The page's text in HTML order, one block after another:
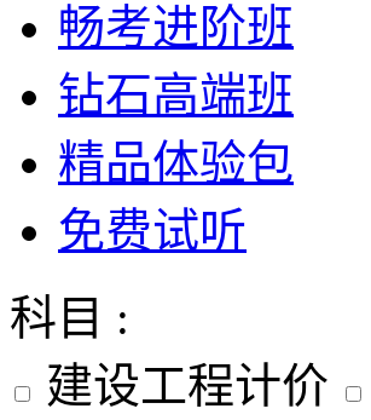
畅考进阶班
钻石高端班
精品体验包
免费试听
科目 :
建设工程计价